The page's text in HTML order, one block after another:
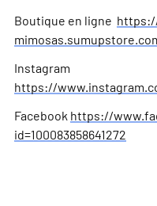
Boutique en ligne
Instagram
https://
Facebook https://
id=100083858641272